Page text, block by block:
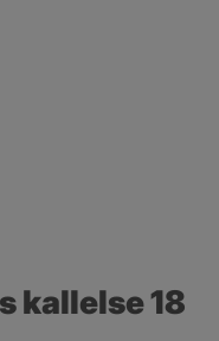
kallelse 18